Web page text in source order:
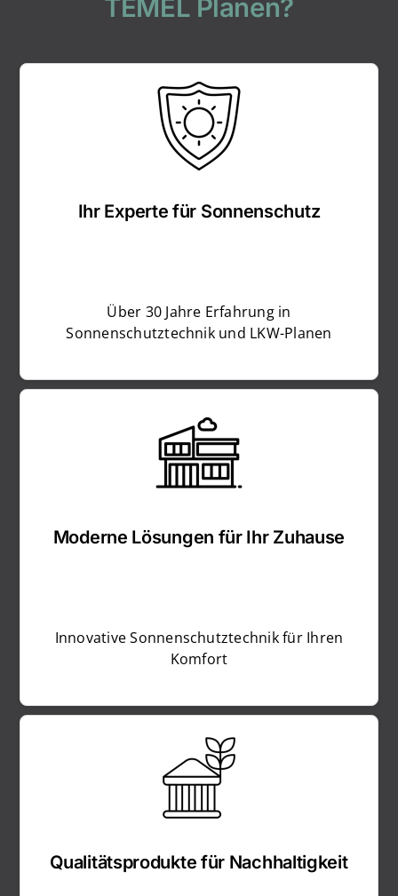
TEMEL Planen?
Ihr Experte für Sonnenschutz
Über 30 Jahre Erfahrung in
Sonnenschutztechnik und LKW-Planen
Moderne Lösungen für Ihr Zuhause
Innovative Sonnenschutztechnik für Ihren
Komfort
Qualitätsprodukte für Nachhaltigkeit